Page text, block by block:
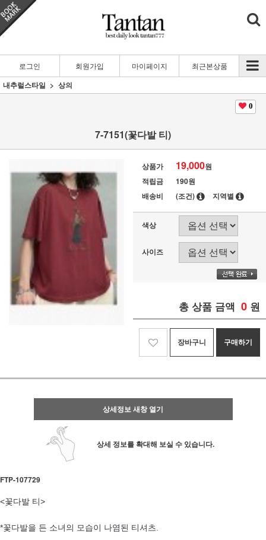
로그인 회원가입 마이페이지 최근본상품
내추럴스타일 상의
0
7-7151(꽃다발 티)
상품가 19,000원
적립금
190원
배송비
(조건) 지역별
색상
사이즈
총 상품 금액 0 원
장바구니 구매하기
상세정보 새창 열기
상세 정보를 확대해 보실 수 있습니다.
FTP- 107729
<꽃다발 티>
*꽃다발을 든 소녀의 모습이 나염된 티셔츠.